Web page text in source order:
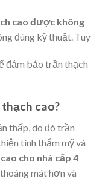
cao được không
đúng kỹ thuật. Tuy
đảm bảo trần thạch
cao?
thấp, do đó trần
tính thẩm mỹ và
cho nhà cấp 4
mát hơn và